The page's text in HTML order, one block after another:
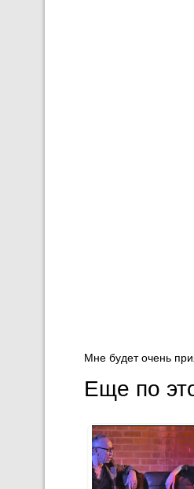
Мне будет очень
Еще по